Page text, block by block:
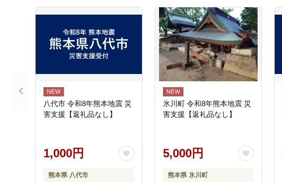
八代市 令和8年熊本地震 災
害支援【返礼品なし】
1,000円
熊本県 八代市
氷川町 令和8年熊本地震 災
害支援【返礼品なし】
5,000円
熊本県 氷川町